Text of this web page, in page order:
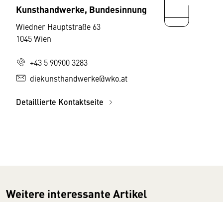
Kunsthandwerke, Bundesinnung
Wiedner Hauptstraße 63
1045 Wien
+43 5 90900 3283
diekunsthandwerke@wko.at
Detaillierte Kontaktseite
Weitere interessante Artikel